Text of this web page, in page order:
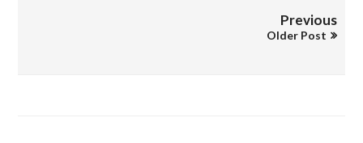
Previous
Older Post